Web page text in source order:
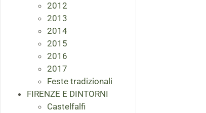
2012
2013
2014
2015
2016
2017
Feste tradizionali
FIRENZE E DINTORNI
Castelfalfi